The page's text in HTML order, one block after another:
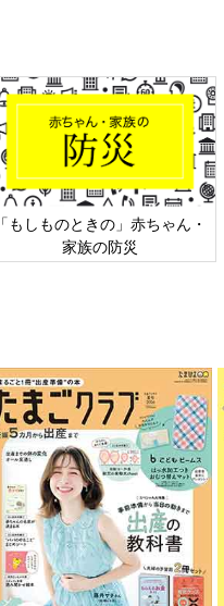
六星占術 細木かおりさんの人生
相談